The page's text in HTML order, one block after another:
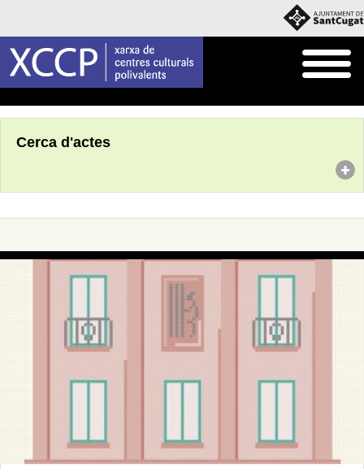
Cerca d'actes